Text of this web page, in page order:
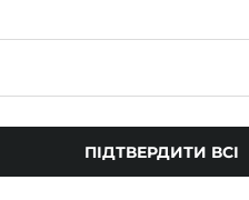
630,00 ГРН
ПІДТВЕРДИТИ ВСІ